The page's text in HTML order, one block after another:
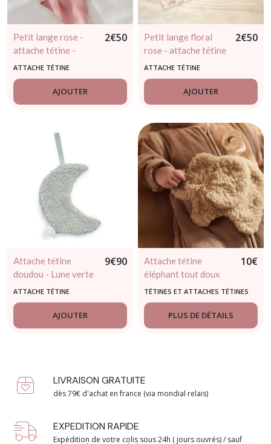
Petit lange rose -
attache tétine -
Jollein
2€50
ATTACHE TÉTINE
AJOUTER
Petit lange floral
rose - attache tétine
- Jollein
2€50
ATTACHE TÉTINE
AJOUTER
Attache tétine
doudou - Lune verte
- JOLLEIN
9€90
ATTACHE TÉTINE
AJOUTER
Attache tétine
éléphant tout doux
10€
TÉTINES ET ATTACHES TÉTINES
PLUS DE DÉTAILS
LIVRAISON GRATUITE
dès 79€ d'achat en france (via mondial relais)
EXPEDITION RAPIDE
Expédition de votre colis sous 24h ( jours ouvrés) / sauf